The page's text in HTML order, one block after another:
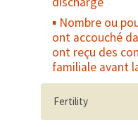
supportive
planning/HIV
months
Nombre ou
ont accouché
ont reçu des
familiale avant
Fertility